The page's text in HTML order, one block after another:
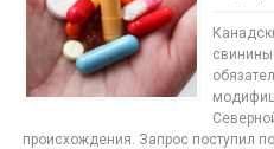
свинины
происхождения. Запрос поступил